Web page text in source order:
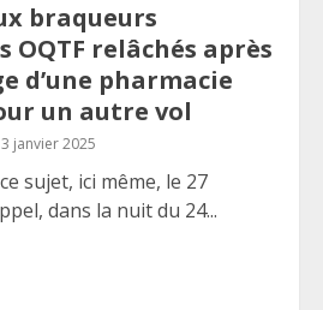
braqueurs
OQTF relâchés après
d’une pharmacie
un autre vol
3 janvier 2025
sujet, ici même, le 27
dans la nuit du 24...